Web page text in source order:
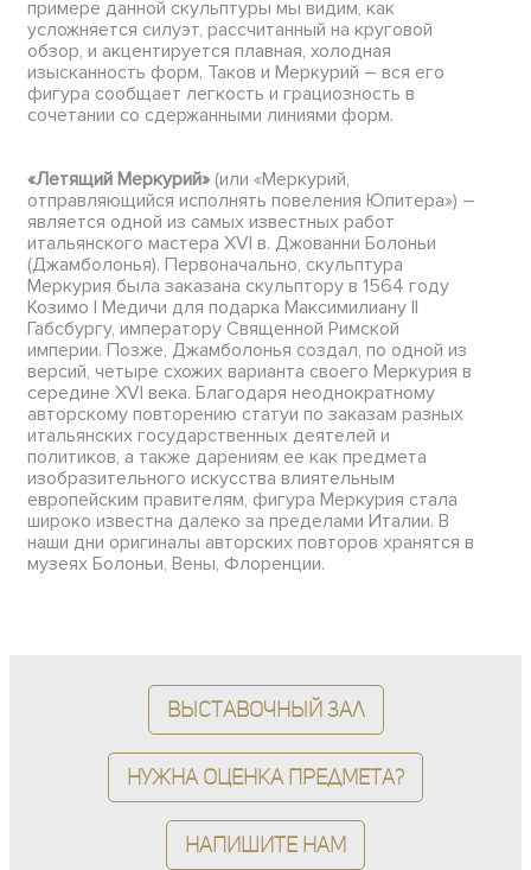
примере данной скульптуры мы видим, как
усложняется силуэт, рассчитанный на круговой
обзор, и акцентируется плавная, холодная
изысканность форм. Таков и Меркурий – вся его
фигура сообщает легкость и грациозность в
сочетании со сдержанными линиями форм.
«Летящий Меркурий» (или «Меркурий,
отправляющийся исполнять повеления Юпитера») –
является одной из самых известных работ
итальянского мастера XVI в. Джованни Болоньи
(Джамболонья). Первоначально, скульптура
Меркурия была заказана скульптору в 1564 году
Козимо I Медичи для подарка Максимилиану II
Габсбургу, императору Священной Римской
империи. Позже, Джамболонья создал, по одной из
версий, четыре схожих варианта своего Меркурия в
середине XVI века. Благодаря неоднократному
авторскому повторению статуи по заказам разных
итальянских государственных деятелей и
политиков, а также дарениям ее как предмета
изобразительного искусства влиятельным
европейским правителям, фигура Меркурия стала
широко известна далеко за пределами Италии. В
наши дни оригиналы авторских повторов хранятся в
музеях Болоньи, Вены, Флоренции.
Выставочный зал
Нужна оценка предмета?
Напишите нам